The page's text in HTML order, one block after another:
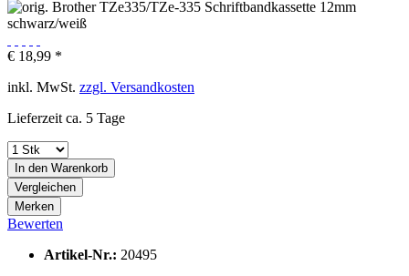
€ 18,99 *
inkl. MwSt. zzgl. Versandkosten
Lieferzeit ca. 5 Tage
In den Warenkorb
Vergleichen
Merken
Bewerten
Artikel-Nr.: 20495